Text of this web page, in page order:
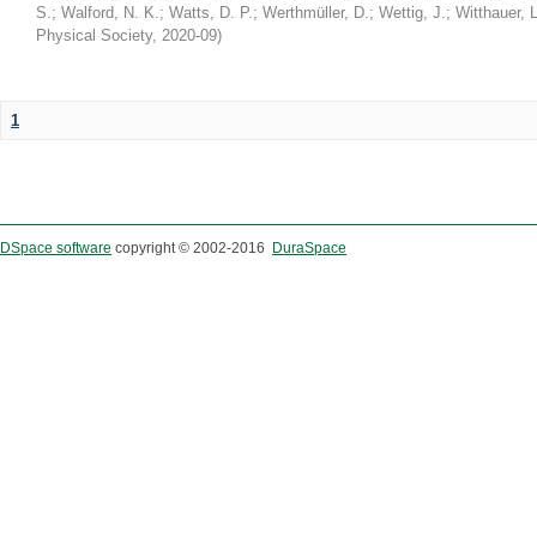
S.; Walford, N. K.; Watts, D. P.; Werthmüller, D.; Wettig, J.; Witthauer,
Physical Society, 2020-09)
1
DSpace software copyright © 2002-2016 DuraSpace